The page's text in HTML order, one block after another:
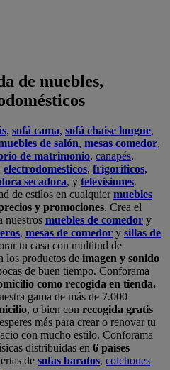
de muebles,
, sofá cama, sofá chaise longue,
de salón, mesas comedor,
de matrimonio, canapés,
electrodomésticos, frigoríficos,
secadora, y televisiones.
de estilos en cualquiermuebles
y promociones. Crea el
nuestros muebles de comedor y
, mesas de comedor y sillas de
tu casa con multitud de
los productos de imagen y sonido
de buen tiempo. Conforama
como recogida en tienda.
gama de más de 7.000
, o bien con recogida gratis
más para crear o renovar tu
con mucho estilo. Conforama
distribuidas en 6 países
de sofas baratos, colchones